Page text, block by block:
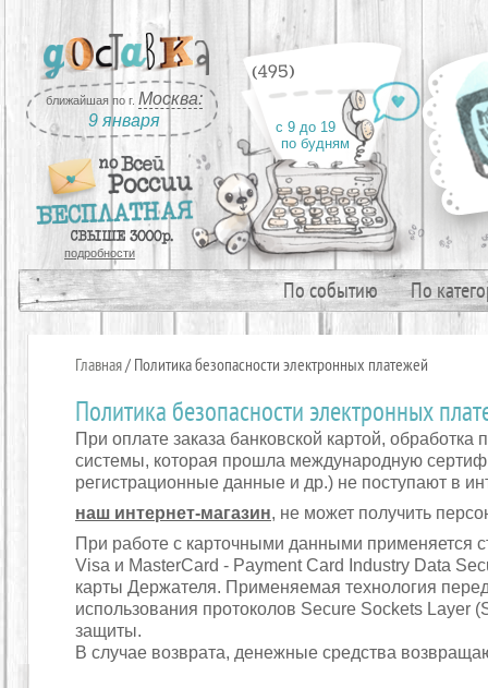
ближайшая по г. Москва:
9 января
подробности
(495)
с 9 до 19
по будням
По событию По
Главная/ Политика безопасности электронных платежей
Политика безопасности электронных
При оплате заказа банковской картой,
системы, которая прошла международную
регистрационные данные и др.) не поступают в
наш интернет-магазин, не может получить
При работе с карточными данными
Visa и MasterCard - Payment Card Industry Data
карты Держателя. Применяемая технология
использования протоколов Secure Sockets
защиты.
В случае возврата, денежные средства